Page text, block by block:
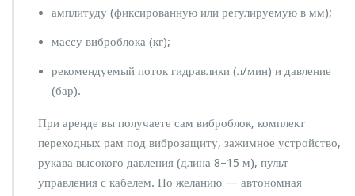
амплитуду (фиксированную или регулируемую в мм);
массу виброблока (кг);
рекомендуемый поток гидравлики (л/мин) и давление
(бар).
При аренде вы получаете сам виброблок, комплект
переходных рам под виброзащиту, зажимное устройство,
рукава высокого давления (длина 8–15 м), пульт
управления с кабелем. По желанию — автономная